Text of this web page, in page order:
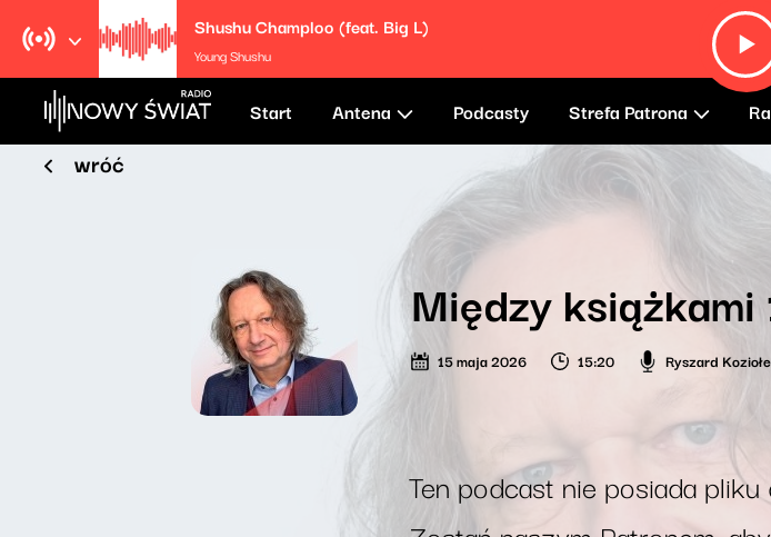
Shushu Champloo (feat. Big L)
Young Shushu
Start Antena Podcasty Strefa Patrona
wróć
Między książkami
15 maja 2026 15:20 Ryszard
Ten podcast nie posiada pliku